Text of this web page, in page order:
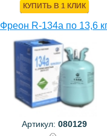
КУПИТЬ В 1 КЛИК
Фреон R-134a по 13,6
Артикул: 080129